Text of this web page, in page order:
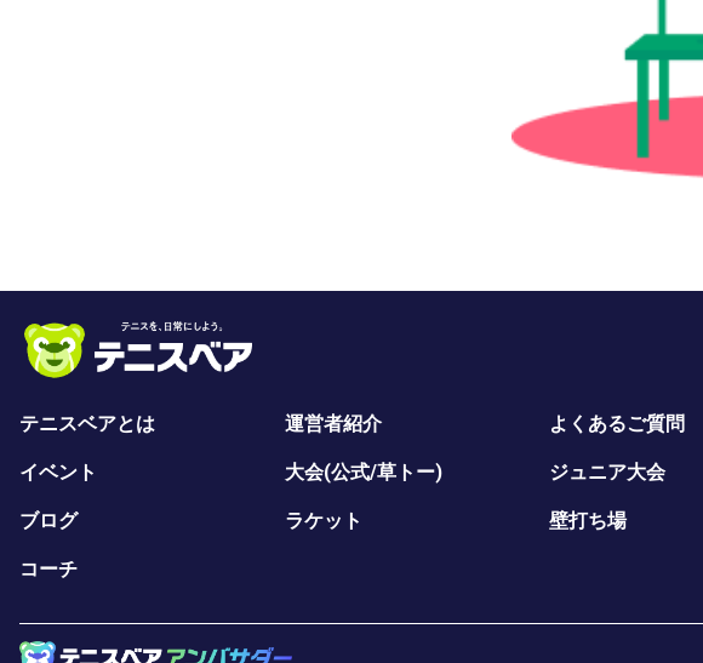
テニスベアとは 運営者紹介 よくあるご質問
イベント 大会(公式/草トー) ジュニア大会
ブログ ラケット 壁打ち場
コーチ